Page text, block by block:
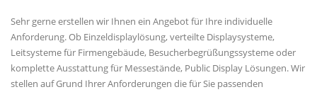
Sehr gerne erstellen wir Ihnen ein Angebot für Ihre individuelle
Anforderung. Ob Einzeldisplaylösung, verteilte Displaysysteme,
Leitsysteme für Firmengebäude, Besucherbegrüßungssysteme oder
komplette Ausstattung für Messestände, Public Display Lösungen. Wir
stellen auf Grund Ihrer Anforderungen die für Sie passenden